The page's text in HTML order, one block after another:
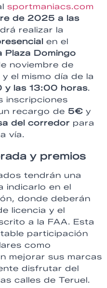
sportmaniacs.com
de 2025 a las
realizar la
en el
Plaza Domingo
noviembre de
y el mismo día de la
y las 13:00 horas.
inscripciones
recargo de 5€ y
del corredor para
vía.
y premios
tendrán una
indicarlo en el
donde deberán
licencia y el
a la FAA. Esta
participación
como
mejorar sus marcas
disfrutar del
calles de Teruel.